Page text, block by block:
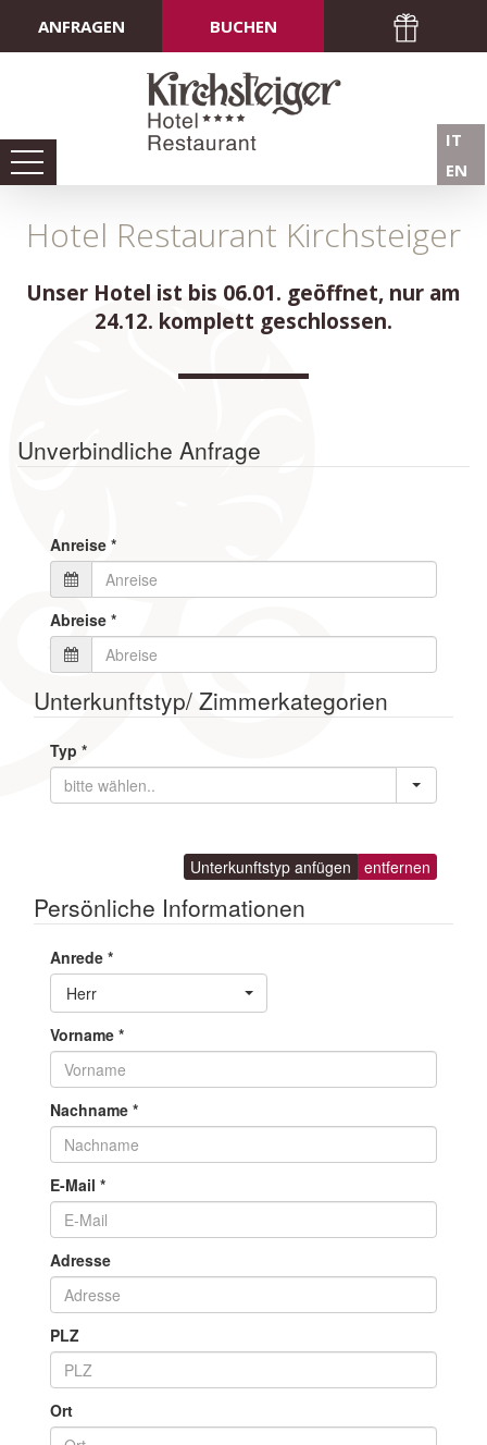
ANFRAGEN BUCHEN
IT
EN
Hotel Restaurant Kirchsteiger
Unser Hotel ist bis 06.01. geöffnet, nur am
24.12. komplett geschlossen.
Unverbindliche Anfrage
Anreise *
Abreise *
Unterkunftstyp/ Zimmerkategorien
Typ *
Unterkunftstyp anfügen entfernen
Persönliche Informationen
Anrede *
HerrToggle Dropdown
Vorname *
Nachname *
E-Mail *
Adresse
PLZ
Ort